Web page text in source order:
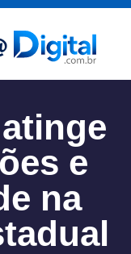
e
na